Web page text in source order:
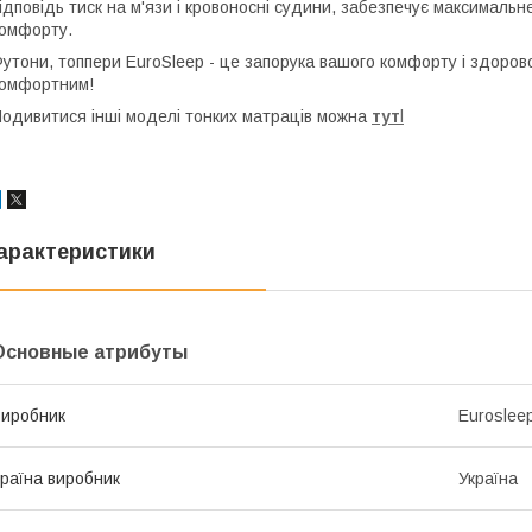
тиск на м'язи і кровоносні судини, забезпечує
топпери EuroSleep - це запорука вашого комфорту і
інші моделі тонких матраців можна тут
атрибуты
виробник Україна